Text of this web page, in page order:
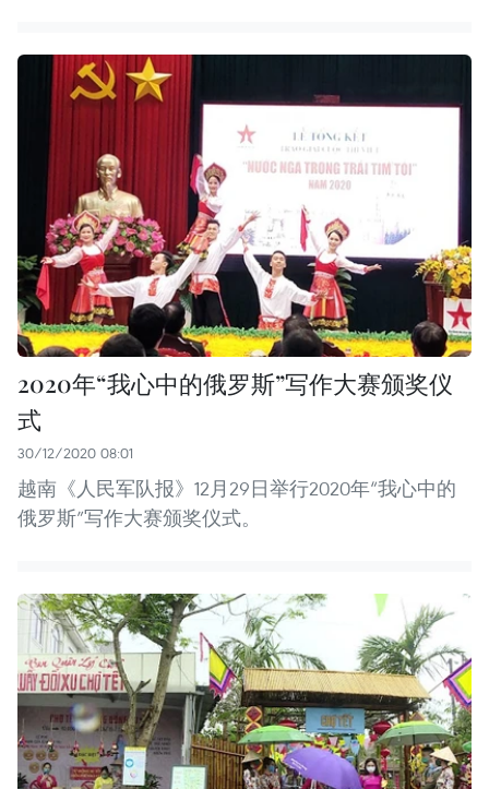
2020年“我心中的俄罗斯”写作大赛颁奖仪
式
30/12/2020 08:01
越南《人民军队报》12月29日举行2020年“我心中的
俄罗斯”写作大赛颁奖仪式。